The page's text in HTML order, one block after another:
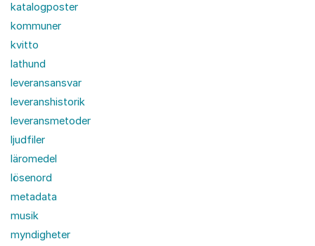
katalogposter
kommuner
kvitto
lathund
leveransansvar
leveranshistorik
leveransmetoder
ljudfiler
läromedel
lösenord
metadata
musik
myndigheter